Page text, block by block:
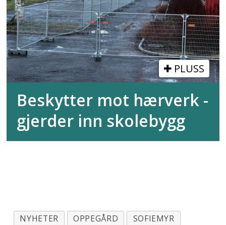
PLUSS
Beskytter mot hærverk -
gjerder inn skolebygg
NYHETER OPPEGÅRD
SOFIEMYR